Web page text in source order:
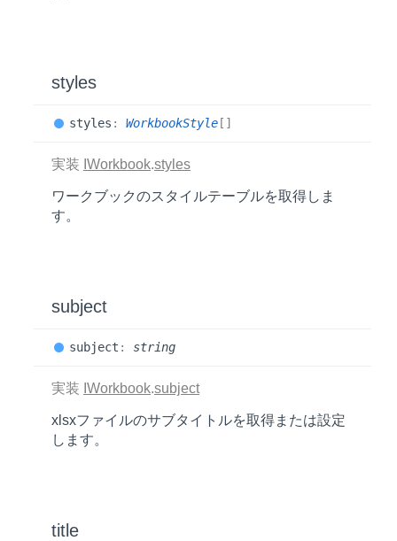
styles
styles : WorkbookStyle []
実装 IWorkbook.styles
ワークブックのスタイルテーブルを取得しま
す。
subject
subject : string
実装 IWorkbook.subject
xlsxファイルのサブタイトルを取得または設定
します。
title